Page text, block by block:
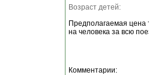
Возраст детей:
Предполагаемая цена
на человека за всю
Комментарии: